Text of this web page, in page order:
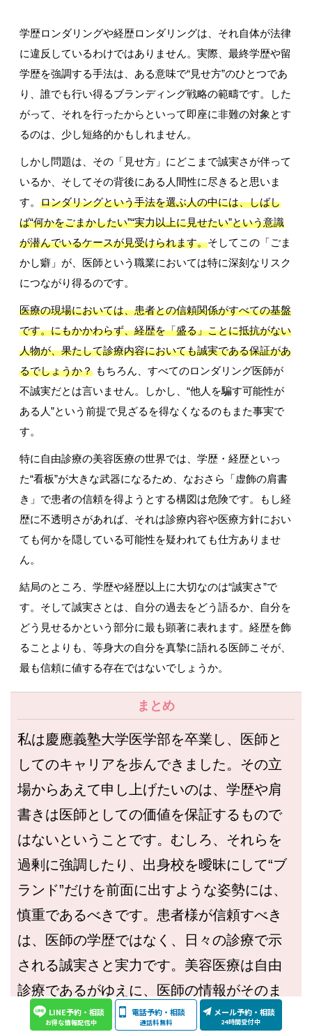
学歴ロンダリングや経歴ロンダリングは、それ自体が法律
に違反しているわけではありません。実際、最終学歴や留
学歴を強調する手法は、ある意味で“見せ方”のひとつであ
り、誰でも行い得るブランディング戦略の範疇です。した
がって、それを行ったからといって即座に非難の対象とす
るのは、少し短絡的かもしれません。
しかし問題は、その「見せ方」にどこまで誠実さが伴って
いるか、そしてその背後にある人間性に尽きると思いま
す。 ロンダリングという手法を選ぶ人の中には、しばし
ば“何かをごまかしたい”“実力以上に見せたい”という意識
が潜んでいるケースが見受けられます。そしてこの「ごま
かし癖」が、医師という職業においては特に深刻なリスク
につながり得るのです。
医療の現場においては、患者との信頼関係がすべての基盤
です。にもかかわらず、経歴を「盛る」ことに抵抗がない
人物が、果たして診療内容においても誠実である保証があ
るでしょうか？ もちろん、すべてのロンダリング医師が
不誠実だとは言いません。しかし、 “他人を騙す可能性が
ある人”という前提で見ざるを得なくなるのもまた事実で
す。
特に自由診療の美容医療の世界では、学歴・経歴といっ
た“看板”が大きな武器になるため、なおさら「虚飾の肩書
き」で患者の信頼を得ようとする構図は危険です。もし経
歴に不透明さがあれば、それは診療内容や医療方針におい
ても何かを隠している可能性を疑われても仕方ありませ
ん。
結局のところ、学歴や経歴以上に大切なのは“誠実さ”で
す。そして誠実さとは、自分の過去をどう語るか、自分を
どう見せるかという部分に最も顕著に表れます。経歴を飾
ることよりも、等身大の自分を真摯に語れる医師こそが、
最も信頼に値する存在ではないでしょうか。
まとめ
私は慶應義塾大学医学部を卒業し、医師と
してのキャリアを歩んできました。その立
場からあえて申し上げたいのは、学歴や肩
書きは医師としての価値を保証するもので
はないということです。むしろ、それらを
過剰に強調したり、出身校を曖昧にして“ブ
ランド”だけを前面に出すような姿勢には、
慎重であるべきです。患者様が信頼すべき
は、医師の学歴ではなく、日々の診療で示
される誠実さと実力です。美容医療は自由
診療であるがゆえに、医師の情報がそのま
ま信頼に直結します。だからこそ、私たち
LINE予約・相談
お得な情報配信中
電話予約・相談
通話料無料
メール予約・相談
24時間受付中